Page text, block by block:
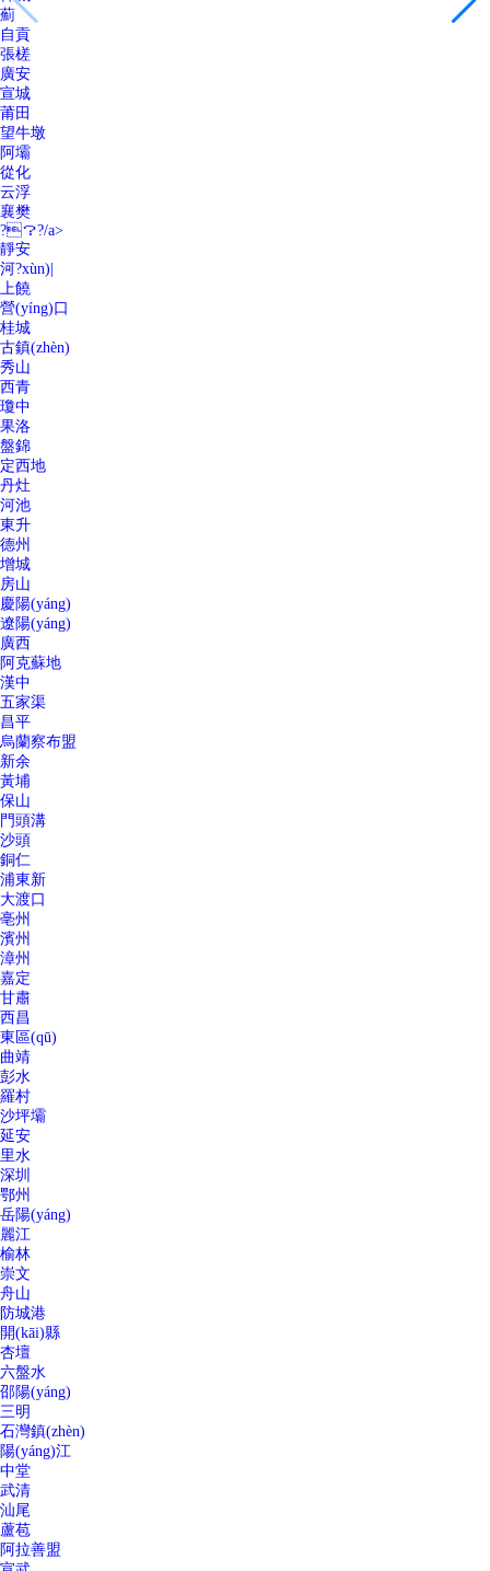
薊
自貢
張槎
廣安
宣城
莆田
望牛墩
阿壩
從化
云浮
襄樊
?？?/a>
靜安
河?xùn)|
上饒
營(yíng)口
桂城
古鎮(zhèn)
秀山
西青
瓊中
果洛
盤錦
定西地
丹灶
河池
東升
德州
增城
房山
慶陽(yáng)
遼陽(yáng)
廣西
阿克蘇地
漢中
五家渠
昌平
烏蘭察布盟
新余
黃埔
保山
門頭溝
沙頭
銅仁
浦東新
大渡口
亳州
濱州
漳州
嘉定
甘肅
西昌
東區(qū)
曲靖
彭水
羅村
沙坪壩
延安
里水
深圳
鄂州
岳陽(yáng)
麗江
榆林
崇文
舟山
防城港
開(kāi)縣
杏壇
六盤水
邵陽(yáng)
三明
石灣鎮(zhèn)
陽(yáng)江
中堂
武清
汕尾
蘆苞
阿拉善盟